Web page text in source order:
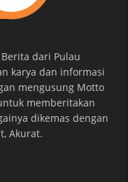
dari Pulau
karya dan informasi
mengusung Motto
memberitakan
dikemas dengan
Akurat.